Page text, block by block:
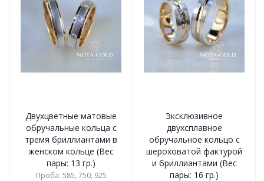
Двухцветные матовые
обручальные кольца с
тремя бриллиантами в
женском кольце (Вес
пары: 13 гр.)
Проба: 585, 750, 925
Эксклюзивное
двухсплавное
обручальное кольцо с
шероховатой фактурой
и бриллиантами (Вес
пары: 16 гр.)